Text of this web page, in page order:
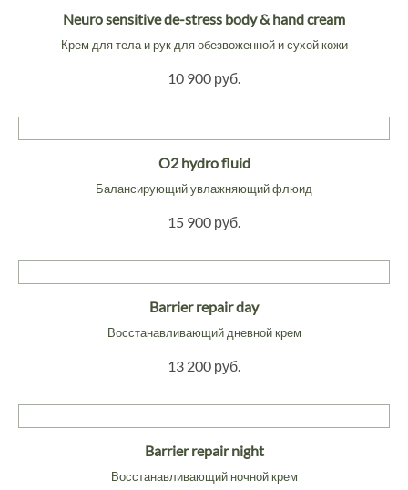
Neuro sensitive de-stress body & hand cream
Крем для тела и рук для обезвоженной и сухой кожи
10 900 руб.
O2 hydro fluid
Балансирующий увлажняющий флюид
15 900 руб.
Barrier repair day
Восстанавливающий дневной крем
13 200 руб.
Barrier repair night
Восстанавливающий ночной крем